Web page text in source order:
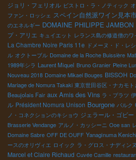
ジョリ・フェリオル ビストロ・ラ・ノティック
ファン・ロッシェ スペイン自然派ワイン見本
のエネルギー DOMAINE PHILIPPE JAMBON
プ・アリエ キュイエット レランス島の修道僧のワ
La Chambre Noire Paris 11e ドメーヌ・ド・レ
ル オクトーブル Domaine de la Roche Buissière
1989年シラ Laurent Miquel Bruno Granier Pleine
Nouveau 2018 Domaine Mikael Bouges BISSOH
Mariage de Nomura Takaki 東京世田谷区・ナカモト
Beaujolais Fair aux Amis des Vins ラ・プラツ
ル Président Nomura Unison Bourgone パルク
ノ・コネクションのキショウ ジェラール・ゴビー
Brasserie Vendange アルノ・カッシーニ Ooe san
Domaine Sabre OFF DE OUFF Yanaginuma
ースのオリヴィエ ロイック ラ・グロス・ナディン
Marcel et Claire Richaud Cuvée Camille